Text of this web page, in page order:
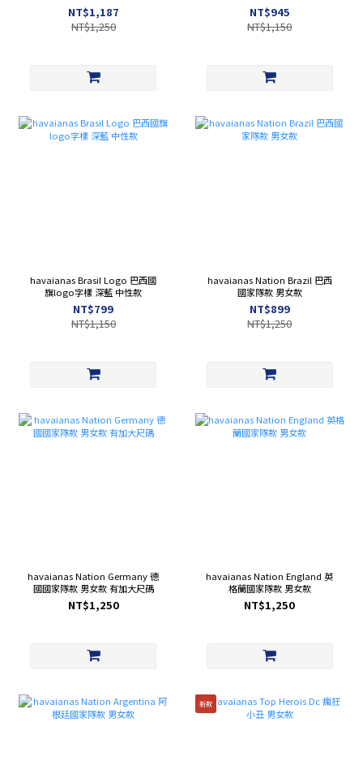
NT$1,187
NT$1,250
NT$945
NT$1,150
havaianas Brasil Logo 巴西國
旗logo字樣 深藍 中性款
NT$799
NT$1,150
havaianas Nation Brazil 巴西
國家隊款 男女款
NT$899
NT$1,250
havaianas Nation Germany 德
國國家隊款 男女款 有加大尺碼
NT$1,250
havaianas Nation England 英
格蘭國家隊款 男女款
NT$1,250
新款